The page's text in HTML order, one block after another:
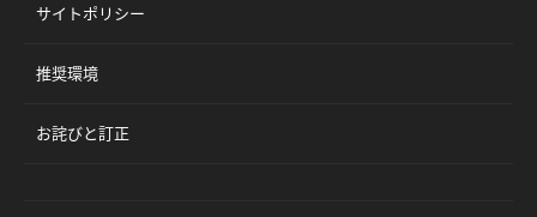
サイトポリシー
推奨環境
お詫びと訂正